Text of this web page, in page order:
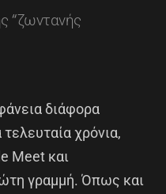
“ζωντανής
διάφορα
χρόνια,
Meet και
γραμμή. Όπως και